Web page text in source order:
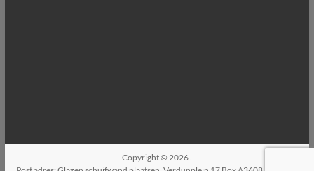
Copyright © 2026